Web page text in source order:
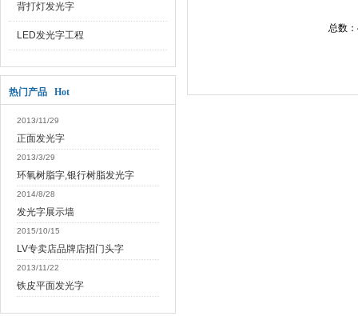
背打灯发光字
LED发光字工程
热门产品 Hot
2013/11/29
正面发光字
2013/3/29
环氧树脂字,银行树脂发光字
2014/8/28
发光字展示墙
2015/10/15
LV专卖店品牌店招门头字
2013/11/22
铁皮平面发光字
总数